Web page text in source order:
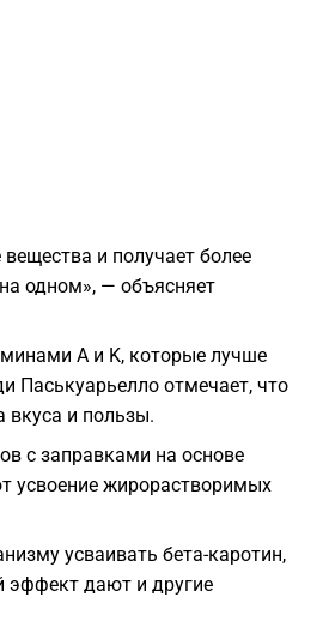
и получает более
одном», — объясняет
A и K, которые лучше
Паськуарьелло отмечает, что
вкуса и пользы.
с заправками на основе
усвоение жирорастворимых
усваивать бета-каротин,
эффект дают и другие